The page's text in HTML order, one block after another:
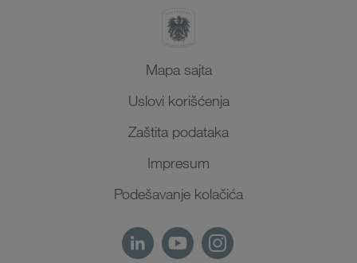
Mapa sajta
Uslovi korišćenja
Zaštita podataka
Impresum
Podešavanje kolačića